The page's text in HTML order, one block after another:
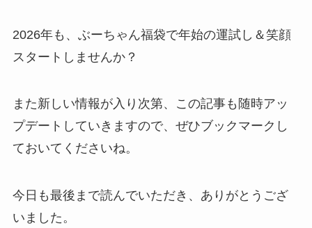
2026年も、ぶーちゃん福袋で年始の運試し＆笑顔
スタートしませんか？
また新しい情報が入り次第、この記事も随時アッ
プデートしていきますので、ぜひブックマークし
ておいてくださいね。
今日も最後まで読んでいただき、ありがとうござ
いました。